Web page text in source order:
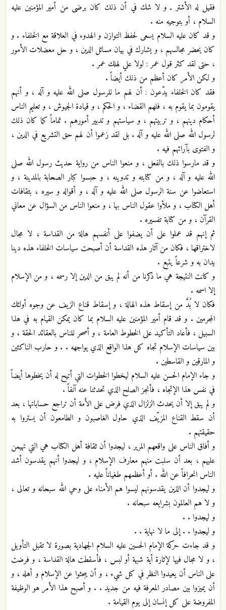
فقيل له الأشتر ـ و لا شك في أن ذلك كان برضى من أمير المؤمنين عليه
السلام ، أو بتوجيه منه .
و قد كان عليه السلام يسعى لحفظ التوازن و الهدوء في العلاقة مع الخلفاء . و
كان يحضر مجالسهم ، و يشارك في بيان مسائل الدين ، و حل معضلات الأمور
، حتى لقد كثر قول عمر : لولا علي لهلك عمر .
و لكن الأمر كان أعظم من ذلك أيضاً .
فقد كان الخلفاء يدّعون : أن لهم ما للرسول صلى الله عليه و آله ، و أنهم
يقومون بما يقوم به ، فلهم القضاء ، و الحكم ، و قيادة الجيوش ، و تعليم الناس
أحكام دينهم ، و تربيتهم ، و سياستهم و تدبير أمورهم . تماماً كما كان ذلك
لرسول الله صلى الله عليه و آله . بل لقد زعموا أن لهم حق التشريع في الدين ،
و الفتوى بآرائهم فيه .
و قد مارسوا ذلك بالفعل ، و منعوا الناس من رواية حديث رسول الله صلى
الله عليه و آله ، و من كتابته و تدوينه ، و حبسوا كبار الصحابة بالمدينة ، و
استعاضوا عن سنة الرسول صلى الله عليه و آله ، و أقواله و سيره ، بثقافات
أهل الكتاب ، و ملأوا عقول الناس بها ، و منعوا الناس من السؤال عن معاني
القرآن ، و من كتابة تفسيره .
ثم إنهم قد عملوا على أن يضفوا على أنفسهم هالة من القداسة ، لا مجال
لاختراقها ، فكان من آثار هذه القداسة أن أصبحت سياسات الخلفاء هذه دينا
يدان به و شرعاً يتبع .
و كانت النتيجة هي ما ذكرنا من أنه لم يبق من الدين إلا رسمه ، و من الإسلام
إلا اسمه .
فكان لا بُدَّ من إسقاط هذه الهالة ، و إسقاط قناع الزيف عن وجوه أولئك
المجرمين . و قد قام أمير المؤمنين عليه السلام بما كان يمكن القيام به في هذا
السبيل ، فأعاد التأكيد على الخطوط العامة ، و أصحر للناس بالعقائد الحقة ، و
بين سياسات الإسلام تجاه كل هذا الواقع الذي يواجهه . . و حارب الناكثين
و المارقين و القاسطين .
و جاء الإمام الحسن عليه السلام ليخطوا الخطوات التي أتيح له أن يخطوها أيضاً
في نفس هذا الإتجاه ، فأنجز الصلح الذي تحدثنا عنه آنفاً .
و لم يبق إلا أن يحدث الزلزال الذي فرض على الأمة أن تراجع حساباتها ، بعد
أن سقط القناع المزيّف الذي حاول الغاصبون و الطامعون أن يستروا به
حقيقتهم .
و أفاق الناس على واقعهم المرير ، ليجدوا أن ثقافة أهل الكتاب هي التي تهيمن
عليهم ، بعد أن سلبت منهم معارف الإسلام ، و ليجدوا أنهم يقدسون أشد
الناس انحرافاً عن الله . أو أعظمهم طغياناً عليه .
و ليجدوا أن الذين يقدسونهم ليسوا هم الأمناء على وحي الله سبحانه و تعالى ،
و لا هم العالمون بشرايعه سبحانه .
و ليجدوا . .
و ليجدوا . . إلى ما لا نهاية . .
و قد جاءت حركة الإمام الحسين عليه السلام الجهادية بصورة لا تقبل التأويل
، و لا مجال فيها لإثارة أية شبهة أو لبس ، فأسقطت هالة القداسة ، و فرضت
على الناس أن يعيدوا النظر في كل شيء ، و أن يبحثوا عن الإسلام و أهله ، و
أن يميزوا بين مصادر المعرفة فيه من جديد . . و أصبح هذا الأمر هو الوظيفة
المفروضة على كل إنسان إلى يوم القيامة .